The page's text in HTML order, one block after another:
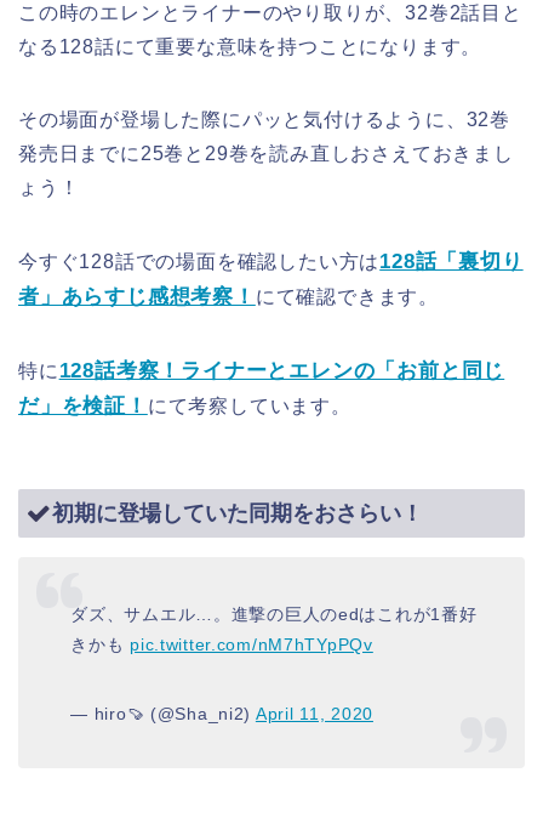
この時のエレンとライナーのやり取りが、32巻2話目と
なる128話にて重要な意味を持つことになります。
その場面が登場した際にパッと気付けるように、32巻
発売日までに25巻と29巻を読み直しおさえておきまし
ょう！
今すぐ128話での場面を確認したい方は128話「裏切り
者」あらすじ感想考察！ にて確認できます。
特に 128話考察！ライナーとエレンの「お前と同じ
だ」を検証！ にて考察しています。
初期に登場していた同期をおさらい！
ダズ、サムエル…。進撃の巨人のedはこれが1番好
きかも pic.twitter.com/nM7hTYpPQv
— hiro🍠 (@Sha_ni2) April 11, 2020